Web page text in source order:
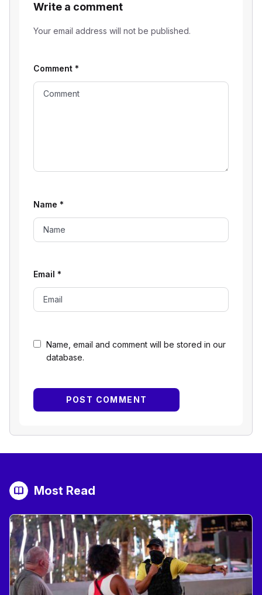
Write a comment
Your email address will not be published.
Name, email and comment will be stored in our
database.
Comment *
Name *
Email *
Most Read